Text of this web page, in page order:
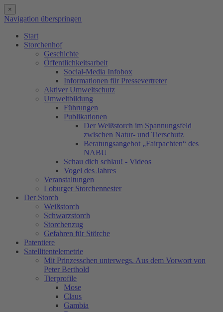
×
Navigation überspringen
Start
Storchenhof
Geschichte
Öffentlichkeitsarbeit
Social-Media Infobox
Informationen für Pressevertreter
Aktiver Umweltschutz
Umweltbildung
Führungen
Publikationen
Der Weißstorch im Spannungsfeld
zwischen Natur- und Tierschutz
Beratungsangebot „Fairpachten“ des
NABU
Schau dich schlau! - Videos
Vogel des Jahres
Veranstaltungen
Loburger Storchennester
Der Storch
Weißstorch
Schwarzstorch
Storchenzug
Gefahren für Störche
Patentiere
Satellitentelemetrie
Mit Prinzesschen unterwegs. Aus dem Vorwort von
Peter Berthold
Tierprofile
Mose
Claus
Gambia